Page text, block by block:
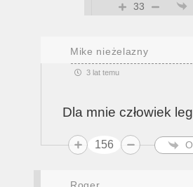
33
Mike nieżelazny
3 lat temu
Dla mnie człowiek
156
Roger